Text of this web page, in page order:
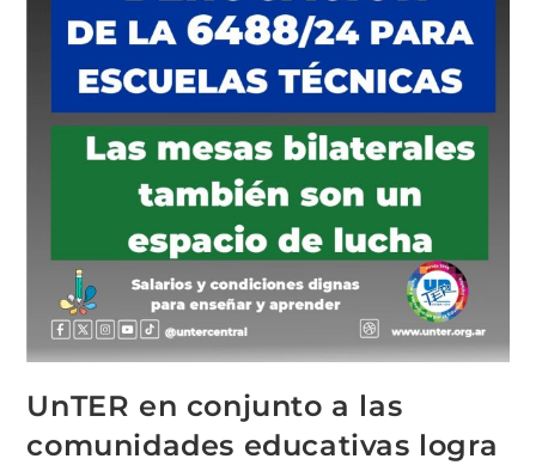
UnTER en conjunto a las
comunidades educativas logra